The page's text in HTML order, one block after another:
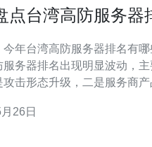
点台湾高防服务器
今年台湾高防服务器排名有
服务器排名出现明显波动，
攻击形态升级，二是服务商
力更强的厂商超越。与此同
26日